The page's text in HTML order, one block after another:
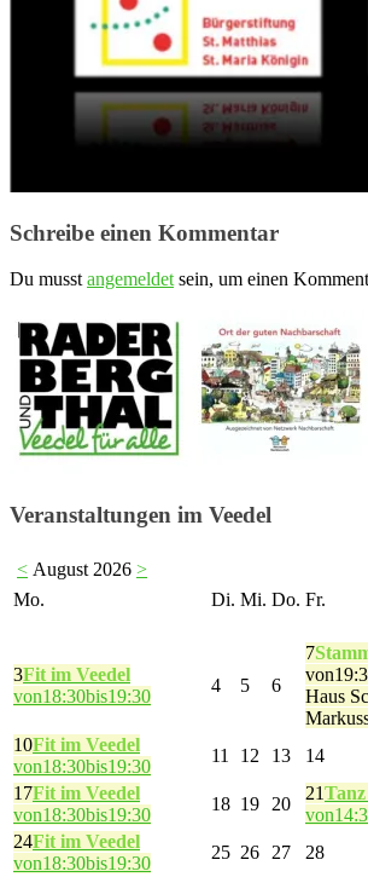
Schreibe einen Kommentar
Du musst angemeldet sein, um einen
Veranstaltungen im Veedel
< August 2026 >
Mo.
Di. Mi. Do. Fr.
3Fit im Veedel
von18:30bis19:30
4 5 6
7
Haus
10Fit im Veedel
von18:30bis19:30
11 12 13 14
17Fit im Veedel
von18:30bis19:30
18 19 20
21
24Fit im Veedel
von18:30bis19:30
25 26 27 28